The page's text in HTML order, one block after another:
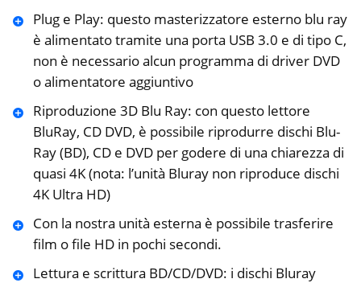
Plug e Play: questo masterizzatore esterno blu ray
è alimentato tramite una porta USB 3.0 e di tipo C,
non è necessario alcun programma di driver DVD
o alimentatore aggiuntivo
Riproduzione 3D Blu Ray: con questo lettore
BluRay, CD DVD, è possibile riprodurre dischi Blu-
Ray (BD), CD e DVD per godere di una chiarezza di
quasi 4K (nota: l’unità Bluray non riproduce dischi
4K Ultra HD)
Con la nostra unità esterna è possibile trasferire
film o file HD in pochi secondi.
Lettura e scrittura BD/CD/DVD: i dischi Bluray